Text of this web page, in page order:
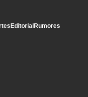
EditorialRumores